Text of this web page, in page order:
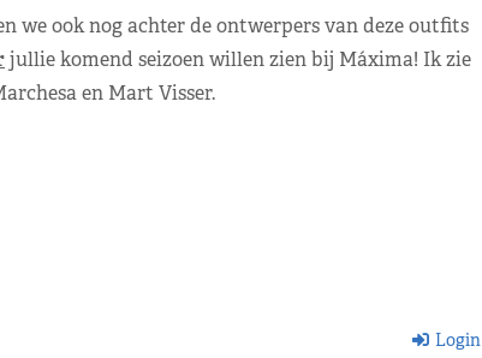
we ook nog achter de ontwerpers van deze outfits
jullie komend seizoen willen zien bij Máxima! Ik zie
en Mart Visser.
Login